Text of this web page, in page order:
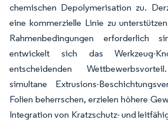
chemischen Depolymerisation zu.
eine kommerzielle Linie zu
Rahmenbedingungen erforderlich
entwickelt sich das Werkzeug-
entscheidenden
simultane Extrusions-
Folien beherrschen, erzielen höhere
Integration von Kratzschutz- und